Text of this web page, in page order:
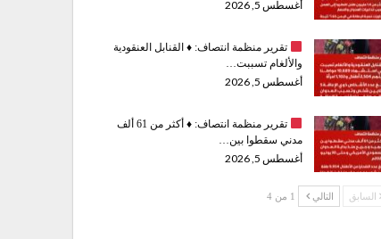
أغسطس 5, 2026
تقرير منظمة انتصاف: ♦️القنابل العنقودية
والألغام تسببت…
أغسطس 5, 2026
تقرير منظمة انتصاف: ♦️
أكثر من 61 ألف
مدني سقطوا بين…
أغسطس 5, 2026
السابق التالي 1 من 4